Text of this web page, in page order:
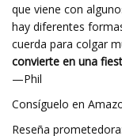
que viene con
hay diferentes
cuerda para colgar
convierte en una
—Phil
Consíguelo en
Reseña